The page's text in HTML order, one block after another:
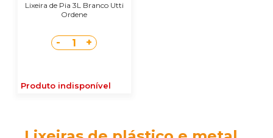
Lixeira de Pia 3L Branco Utti
Ordene
- 1 +
Produto indisponível